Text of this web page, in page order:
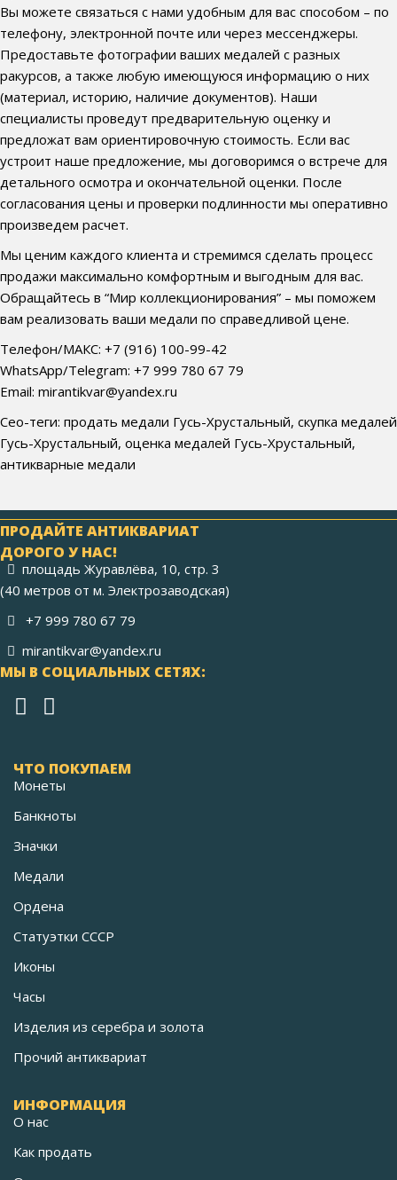
Вы можете связаться с нами удобным для вас способом – по
телефону, электронной почте или через мессенджеры.
Предоставьте фотографии ваших медалей с разных
ракурсов, а также любую имеющуюся информацию о них
(материал, историю, наличие документов). Наши
специалисты проведут предварительную оценку и
предложат вам ориентировочную стоимость. Если вас
устроит наше предложение, мы договоримся о встрече для
детального осмотра и окончательной оценки. После
согласования цены и проверки подлинности мы оперативно
произведем расчет.
Мы ценим каждого клиента и стремимся сделать процесс
продажи максимально комфортным и выгодным для вас.
Обращайтесь в “Мир коллекционирования” – мы поможем
вам реализовать ваши медали по справедливой цене.
Телефон/МАКС: +7 (916) 100-99-42
WhatsApp/Telegram: +7 999 780 67 79
Email: mirantikvar@yandex.ru
Сео-теги: продать медали Гусь-Хрустальный, скупка медалей
Гусь-Хрустальный, оценка медалей Гусь-Хрустальный,
антикварные медали
ПРОДАЙТЕ АНТИКВАРИАТ
ДОРОГО У НАС!
площадь Журавлёва, 10, стр. 3
(40 метров от м. Электрозаводская)
+7 999 780 67 79
mirantikvar@yandex.ru
МЫ В СОЦИАЛЬНЫХ СЕТЯХ:
ЧТО ПОКУПАЕМ
Монеты
Банкноты
Значки
Медали
Ордена
Статуэтки СССР
Иконы
Часы
Изделия из серебра и золота
Прочий антиквариат
ИНФОРМАЦИЯ
О нас
Как продать